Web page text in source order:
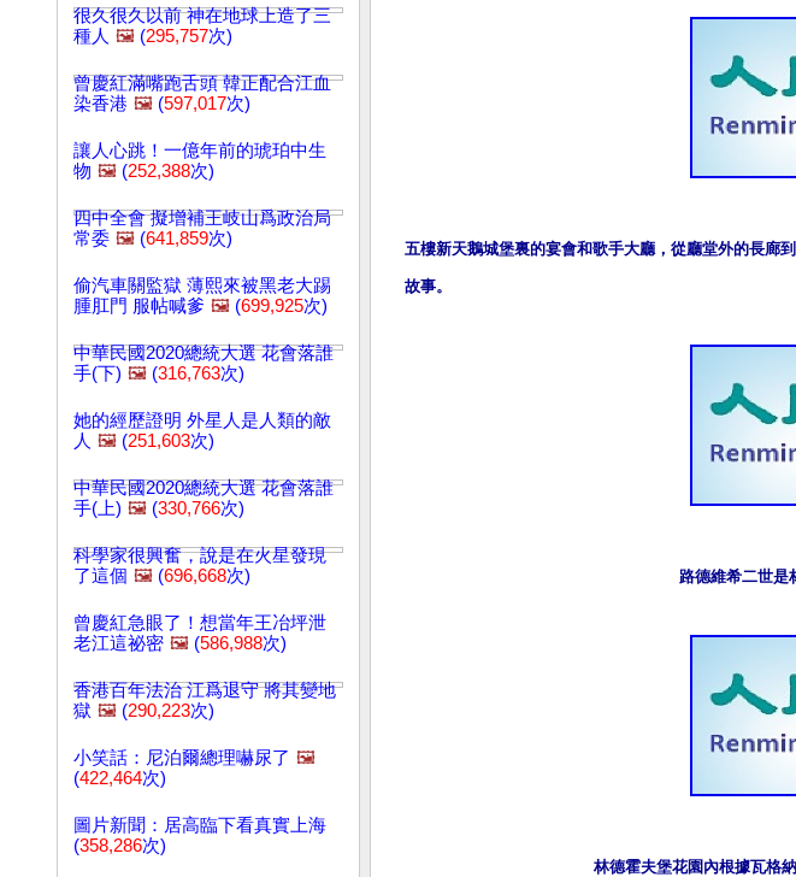
很久很久以前 神在地球上造了三
種人 🖼️ (295,757次)
曾慶紅滿嘴跑舌頭 韓正配合江血
染香港 🖼️ (597,017次)
讓人心跳！一億年前的琥珀中生
物 🖼️ (252,388次)
四中全會 擬增補王岐山爲政治局
常委 🖼️ (641,859次)
偷汽車關監獄 薄熙來被黑老大踢
腫肛門 服帖喊爹 🖼️ (699,925次)
中華民國2020總統大選 花會落誰
手(下) 🖼️ (316,763次)
她的經歷證明 外星人是人類的敵
人 🖼️ (251,603次)
中華民國2020總統大選 花會落誰
手(上) 🖼️ (330,766次)
科學家很興奮，說是在火星發現
了這個 🖼️ (696,668次)
曾慶紅急眼了！想當年王冶坪泄
老江這祕密 🖼️ (586,988次)
香港百年法治 江爲退守 將其變地
獄 🖼️ (290,223次)
小笑話：尼泊爾總理嚇尿了 🖼️
(422,464次)
圖片新聞：居高臨下看真實上海
(358,286次)
五樓新天鵝城堡裏的宴會和歌手大廳，從廳堂外的長廊
故事。
路德維希二世是
林德霍夫堡花園內根據瓦格